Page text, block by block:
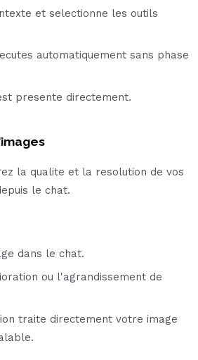
et selectionne les outils
automatiquement sans phase
presente directement.
la qualite et la resolution de vos
le chat.
dans le chat.
ou l'agrandissement de
traite directement votre image